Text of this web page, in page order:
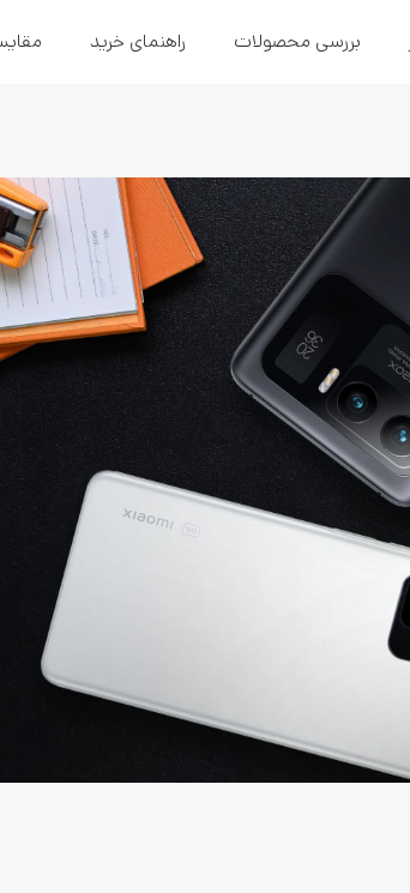
بررسی محصولات راهنمای خرید